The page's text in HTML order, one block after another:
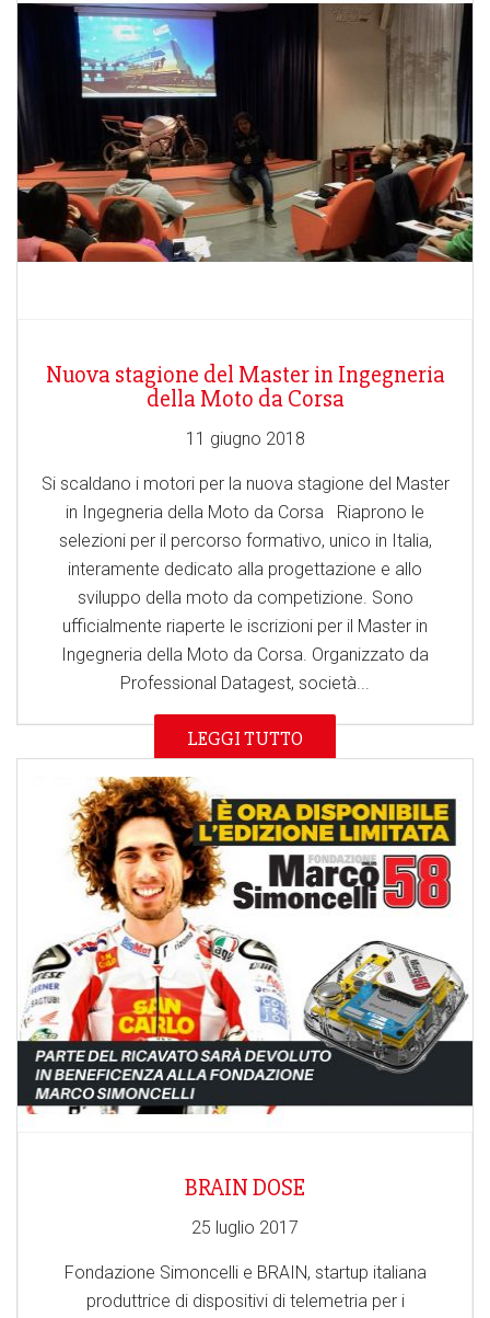
Nuova stagione del Master in Ingegneria
della Moto da Corsa
11 giugno 2018
Si scaldano i motori per la nuova stagione del Master
in Ingegneria della Moto da Corsa Riaprono le
selezioni per il percorso formativo, unico in Italia,
interamente dedicato alla progettazione e allo
sviluppo della moto da competizione. Sono
ufficialmente riaperte le iscrizioni per il Master in
Ingegneria della Moto da Corsa. Organizzato da
Professional Datagest, società...
LEGGI TUTTO
BRAIN DOSE
25 luglio 2017
Fondazione Simoncelli e BRAIN, startup italiana
produttrice di dispositivi di telemetria per i